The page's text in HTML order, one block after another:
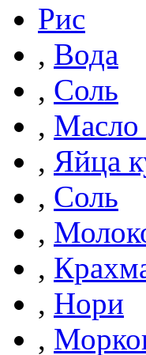
Рис
, Вода
, Соль
, Масло
, Яйца
, Соль
,
,
, Нори
,